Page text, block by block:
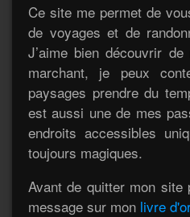
Ce site me permet de
de voyages et de
J’aime bien découvrir
marchant, je peux
paysages prendre du
est aussi une de mes
endroits accessibles
toujours magiques.
Avant de quitter mon
message sur mon livre d'or